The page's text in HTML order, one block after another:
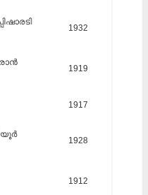
1932
1919
1917
1928
1912